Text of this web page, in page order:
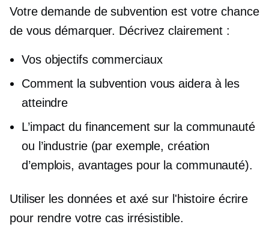
Votre demande de subvention est votre chance
de vous démarquer. Décrivez clairement :
Vos objectifs commerciaux
Comment la subvention vous aidera à les
atteindre
L’impact du financement sur la communauté
ou l’industrie (par exemple, création
d’emplois, avantages pour la communauté).
Utiliser les données et axé sur l'histoireécrire
pour rendre votre cas irrésistible.